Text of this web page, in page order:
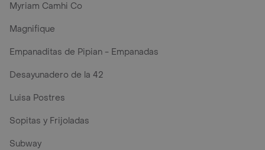
Myriam Camhi Co
Magnifique
Empanaditas de Pipian - Empanadas
Desayunadero de la 42
Luisa Postres
Sopitas y Frijoladas
Subway